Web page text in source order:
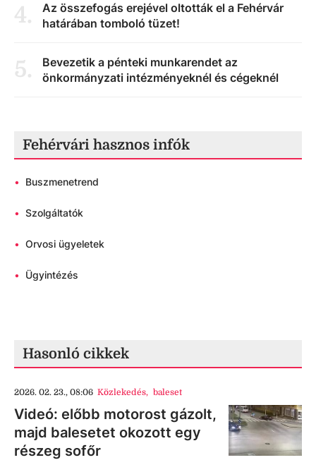
4.
Az összefogás erejével oltották el a Fehérvár
határában tomboló tüzet!
5.
Bevezetik a pénteki munkarendet az
önkormányzati intézményeknél és cégeknél
Fehérvári hasznos infók
• Buszmenetrend
• Szolgáltatók
• Orvosi ügyeletek
• Ügyintézés
Hasonló cikkek
2026. 02. 23., 08:06 Közlekedés, baleset
Videó: előbb motorost gázolt,
majd balesetet okozott egy
részeg sofőr